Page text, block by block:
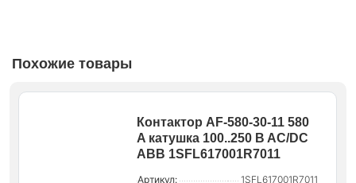
Похожие товары
Контактор AF-580-30-11 580
A катушка 100..250 B AC/DC
ABB 1SFL617001R7011
Артикул:
1SFL617001R7011